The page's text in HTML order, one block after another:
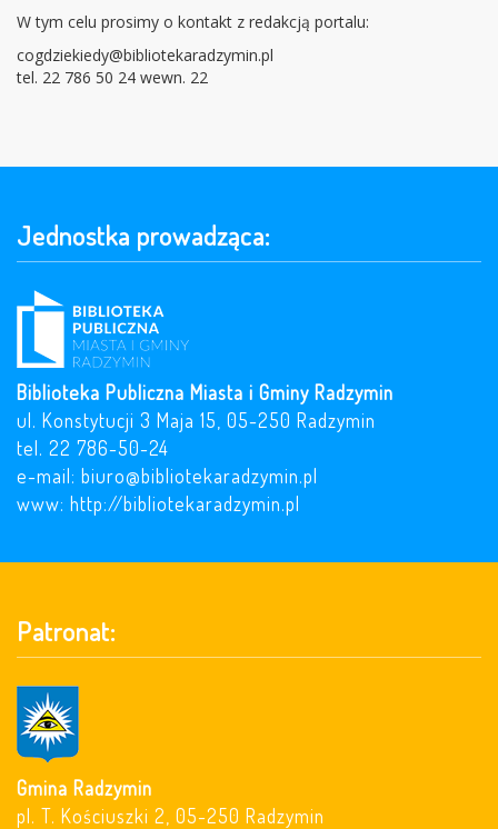
W tym celu prosimy o kontakt z redakcją portalu:
cogdziekiedy@bibliotekaradzymin.pl
tel. 22 786 50 24 wewn. 22
Jednostka prowadząca:
Biblioteka Publiczna Miasta i Gminy Radzymin
ul. Konstytucji 3 Maja 15, 05-250 Radzymin
tel. 22 786-50-24
e-mail: biuro@bibliotekaradzymin.pl
www: http://bibliotekaradzymin.pl
Patronat:
Gmina Radzymin
pl. T. Kościuszki 2, 05-250 Radzymin